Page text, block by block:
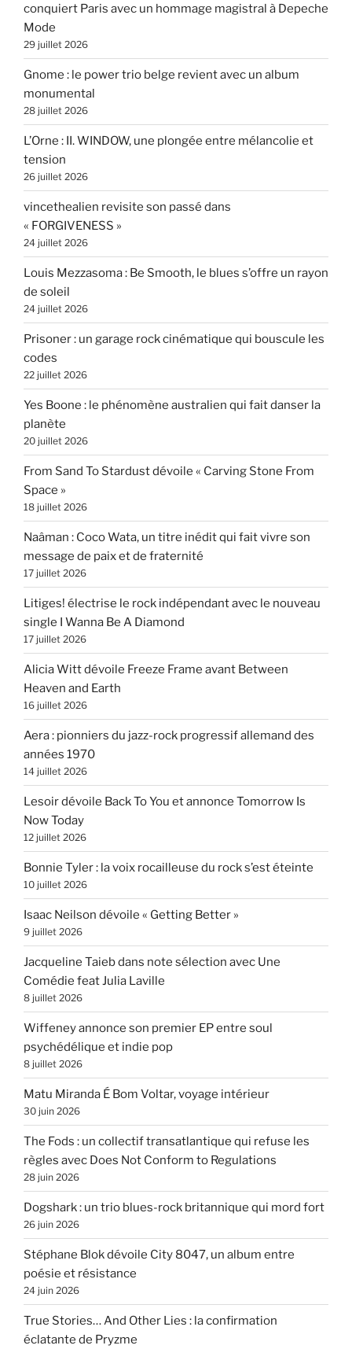
conquiert Paris avec un hommage magistral à Depeche
Mode
29 juillet 2026
Gnome : le power trio belge revient avec un album
monumental
28 juillet 2026
L’Orne : II. WINDOW, une plongée entre mélancolie et
tension
26 juillet 2026
vincethealien revisite son passé dans
« FORGIVENESS »
24 juillet 2026
Louis Mezzasoma : Be Smooth, le blues s’offre un rayon
de soleil
24 juillet 2026
Prisoner : un garage rock cinématique qui bouscule les
codes
22 juillet 2026
Yes Boone : le phénomène australien qui fait danser la
planète
20 juillet 2026
From Sand To Stardust dévoile « Carving Stone From
Space »
18 juillet 2026
Naâman : Coco Wata, un titre inédit qui fait vivre son
message de paix et de fraternité
17 juillet 2026
Litiges! électrise le rock indépendant avec le nouveau
single I Wanna Be A Diamond
17 juillet 2026
Alicia Witt dévoile Freeze Frame avant Between
Heaven and Earth
16 juillet 2026
Aera : pionniers du jazz-rock progressif allemand des
années 1970
14 juillet 2026
Lesoir dévoile Back To You et annonce Tomorrow Is
Now Today
12 juillet 2026
Bonnie Tyler : la voix rocailleuse du rock s’est éteinte
10 juillet 2026
Isaac Neilson dévoile « Getting Better »
9 juillet 2026
Jacqueline Taieb dans note sélection avec Une
Comédie feat Julia Laville
8 juillet 2026
Wiffeney annonce son premier EP entre soul
psychédélique et indie pop
8 juillet 2026
Matu Miranda É Bom Voltar, voyage intérieur
30 juin 2026
The Fods : un collectif transatlantique qui refuse les
règles avec Does Not Conform to Regulations
28 juin 2026
Dogshark : un trio blues-rock britannique qui mord fort
26 juin 2026
Stéphane Blok dévoile City 8047, un album entre
poésie et résistance
24 juin 2026
True Stories… And Other Lies : la confirmation
éclatante de Pryzme